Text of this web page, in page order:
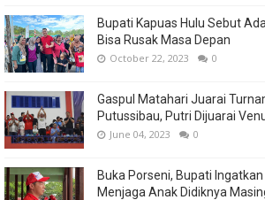
Bupati Kapuas Hulu Sebut
Bisa Rusak Masa Depan
October 22, 2023 0
Gaspul Matahari Juarai
Putussibau, Putri Dijuarai
June 04, 2023 0
Buka Porseni, Bupati
Menjaga Anak Didiknya